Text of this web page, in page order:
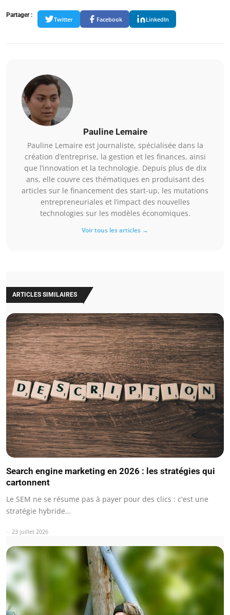
Partager :
Twitter Facebook LinkedIn
Pauline Lemaire
Pauline Lemaire est journaliste, spécialisée dans la
création d’entreprise, la gestion et les finances, ainsi
que l’innovation et la technologie. Depuis plus de dix
ans, elle couvre ces thématiques en produisant des
articles sur le financement des start-up, les mutations
entrepreneuriales et l’impact des nouvelles
technologies sur les modèles économiques.
Voir tous les articles →
ARTICLES SIMILAIRES
Search engine marketing en 2026 : les stratégies qui
cartonnent
Le SEM ne se résume pas à payer pour des clics : c'est une
stratégie hybride…
23 juillet 2026